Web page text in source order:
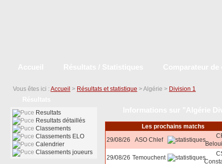
Vous êtes ici : Accueil > Résultats et statistique > Algérie > Division 1
Les prochains matchs
29/08/26
ASO Chlef
29/08/26 Temouchent
Resultats
Resultats détaillés
Classements
Classements ELO
Calendrier
Classements joueurs